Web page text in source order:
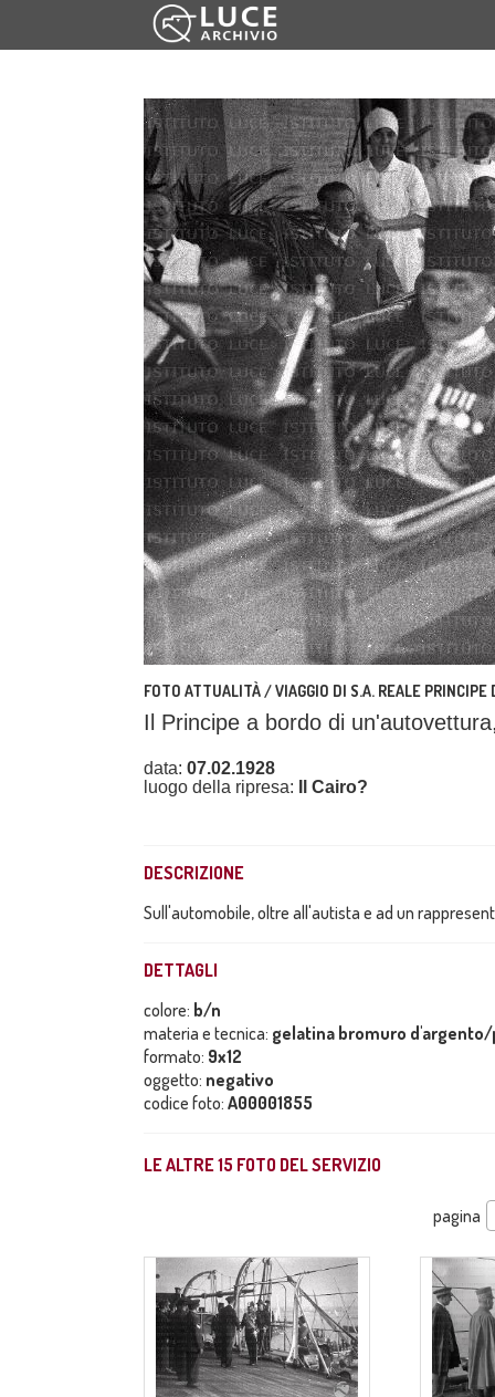
FOTO ATTUALITÀ / VIAGGIO DI S.A. REALE
Il Principe a bordo di
data: 07.02.1928
luogo della ripresa:
Il Cairo?
DESCRIZIONE
Sull'automobile, oltre all'autista e ad un
DETTAGLI
colore: b/n
materia e tecnica: gelatina bromuro
formato: 9x12
oggetto: negativo
codice foto: A00001855
LE ALTRE15 FOTO DEL SERVIZIO
pagina